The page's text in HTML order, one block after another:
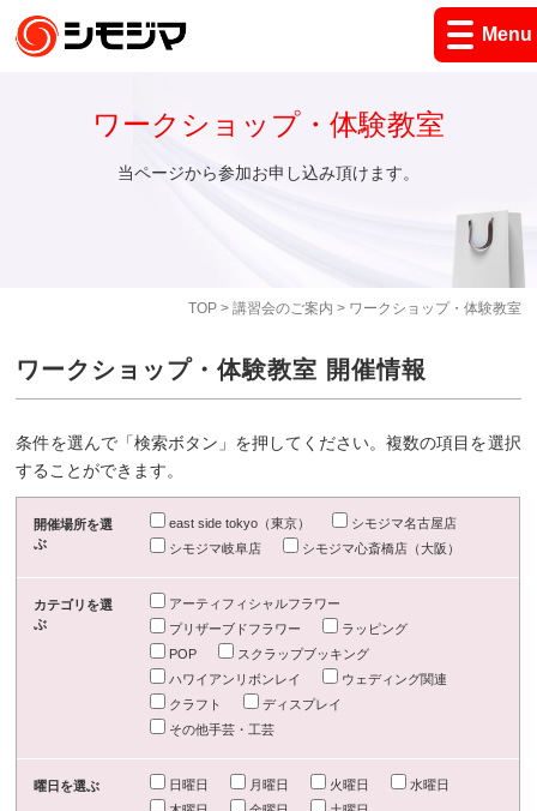
Menu
TOP> 講習会のご案内 > ワークショップ・体験教室
ワークショップ・体験教室
当ページから参加お申し込み頂けます。
ワークショップ・体験教室 開催情報
条件を選んで「検索ボタン」を押してください。複数の項目を選択
することができます。
開催場所を選
ぶ
east side tokyo（東京）
シモジマ名古屋店
シモジマ岐阜店
シモジマ心斎橋店（大阪）
カテゴリを選
ぶ
アーティフィシャルフラワー
プリザーブドフラワー
ラッピング
POP
スクラップブッキング
ハワイアンリボンレイ
ウェディング関連
クラフト
ディスプレイ
その他手芸・工芸
曜日を選ぶ 日曜日 月曜日 火曜日
水曜日